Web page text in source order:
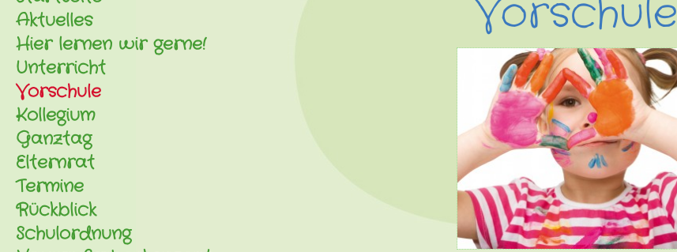
Aktuelles
Hier lernen wir gerne!
Unterricht
Vorschule
Kollegium
Ganztag
Elternrat
Termine
Rückblick
Schulordnung
Vorschule